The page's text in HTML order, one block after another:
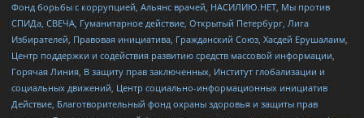
Фонд борьбы с коррупцией, Альянс врачей, НАСИЛИЮ.НЕТ, Мы против
СПИДа, СВЕЧА, Гуманитарное действие, Открытый Петербург, Лига
Избирателей, Правовая инициатива, Гражданский Союз, Хасдей Ерушалаим,
Центр поддержки и содействия развитию средств массовой информации,
Горячая Линия, В защиту прав заключенных, Институт глобализации и
социальных движений, Центр социально-информационных инициатив
Действие, Благотворительный фонд охраны здоровья и защиты прав